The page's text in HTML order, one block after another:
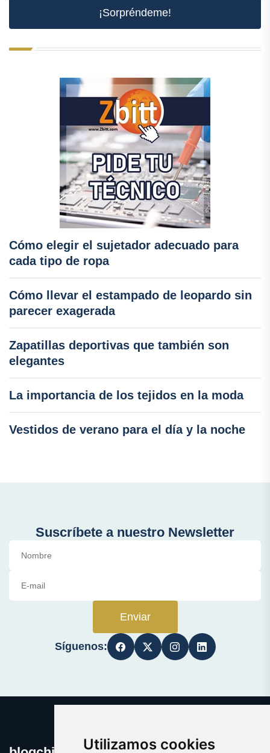
Utilizamos cookies
¡Sorpréndeme!
Cómo elegir el sujetador adecuado para
cada tipo de ropa
Cómo llevar el estampado de leopardo sin
parecer exagerada
Zapatillas deportivas que también son
elegantes
La importancia de los tejidos en la moda
Vestidos de verano para el día y la noche
Suscríbete a nuestro Newsletter
Enviar
Síguenos: